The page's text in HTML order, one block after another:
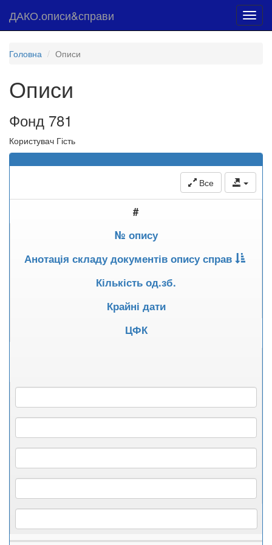
ДАКО.описи&справи
Головна Описи
Описи
Фонд 781
Користувач Гість
Все
#
№ опису
Анотація складу документів опису справ
Кількість од.зб.
Крайні дати
ЦФК